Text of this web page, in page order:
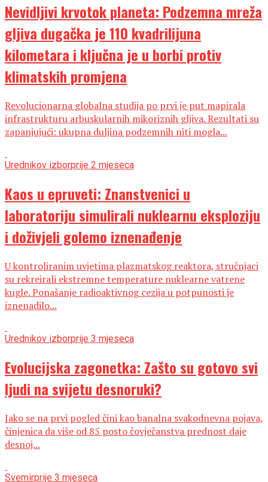
Nevidljivi krvotok planeta: Podzemna mreža
gljiva dugačka je 110 kvadrilijuna
kilometara i ključna je u borbi protiv
klimatskih promjena
Revolucionarna globalna studija po prvi je put mapirala
infrastrukturu arbuskularnih mikoriznih gljiva. Rezultati su
zapanjujući: ukupna duljina podzemnih niti mogla...
Urednikov izborprije 2 mjeseca
Kaos u epruveti: Znanstvenici u
laboratoriju simulirali nuklearnu eksploziju
i doživjeli golemo iznenađenje
U kontroliranim uvjetima plazmatskog reaktora, stručnjaci
su rekreirali ekstremne temperature nuklearne vatrene
kugle. Ponašanje radioaktivnog cezija u potpunosti je
iznenadilo...
Urednikov izborprije 3 mjeseca
Evolucijska zagonetka: Zašto su gotovo svi
ljudi na svijetu desnoruki?
Iako se na prvi pogled čini kao banalna svakodnevna pojava,
činjenica da više od 85 posto čovječanstva prednost daje
desnoj...
Svemirprije 3 mjeseca